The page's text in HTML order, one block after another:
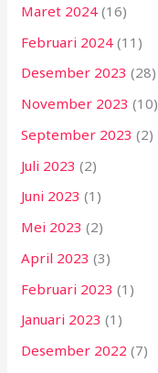
Maret 2024 (16)
Februari 2024 (11)
Desember 2023 (28)
November 2023 (10)
September 2023 (2)
Juli 2023 (2)
Juni 2023 (1)
Mei 2023 (2)
April 2023 (3)
Februari 2023 (1)
Januari 2023 (1)
Desember 2022 (7)